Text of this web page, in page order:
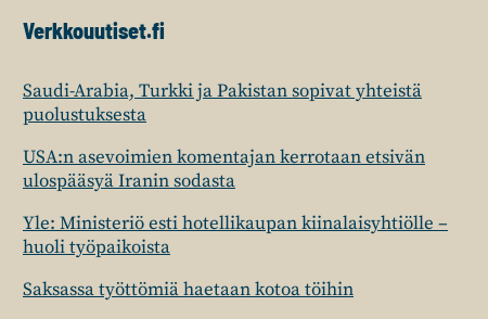
Verkkouutiset.fi
Saudi-Arabia, Turkki ja Pakistan sopivat yhteistä
puolustuksesta
USA:n asevoimien komentajan kerrotaan etsivän
ulospääsyä Iranin sodasta
Yle: Ministeriö esti hotellikaupan kiinalaisyhtiölle –
huoli työpaikoista
Saksassa työttömiä haetaan kotoa töihin